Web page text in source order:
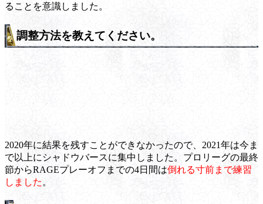
ることを意識しました。
調整方法を教えてください。
2020年に結果を残すことができなかったので、2021年は今ま
で以上にシャドウバースに集中しました。プロリーグの最終
節からRAGEプレーオフまでの4日間は倒れる寸前まで練習
しました 。